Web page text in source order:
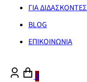
ΓΙΑ ΔΙΔΑΣΚΟΝΤΕΣ
BLOG
ΕΠΙΚΟΙΝΩΝΙΑ
0